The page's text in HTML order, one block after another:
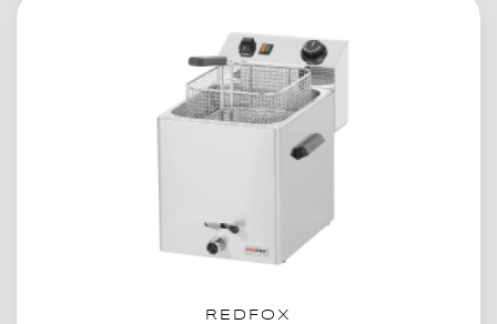
REDFOX